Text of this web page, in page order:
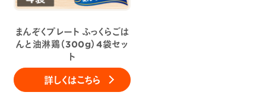
まんぞくプレート ふっくらごは
んと油淋鶏（300g）4袋セッ
ト
詳しくはこちら